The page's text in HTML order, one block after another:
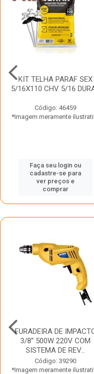
KIT TELHA PARAF SEX
5/16X110 CHV 5/16
Código: 46459
*Imagem meramente
Faça seu login ou
cadastre-se para
ver preços e
comprar
FURADEIRA DE
3/8” 500W 220V COM
SISTEMA DE REV...
Código: 39290
*Imagem meramente